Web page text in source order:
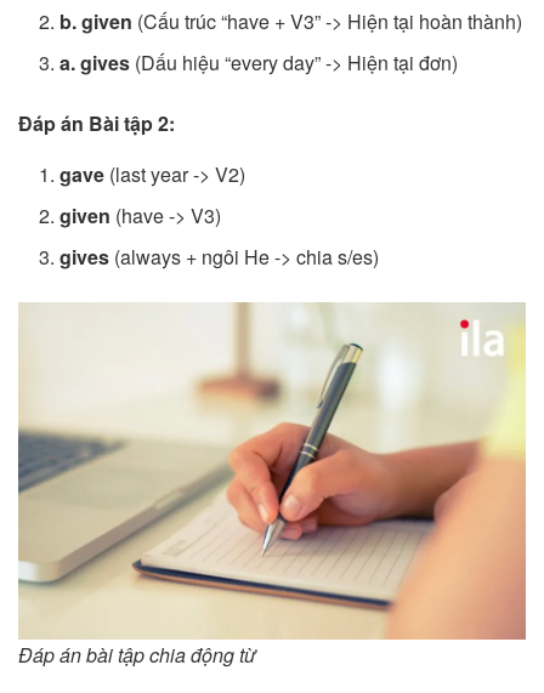
b. given (Cấu trúc “have + V3” -> Hiện tại hoàn thành)
a. gives (Dấu hiệu “every day” -> Hiện tại đơn)
Đáp án Bài tập 2:
gave (last year -> V2)
given (have -> V3)
gives (always + ngôi He -> chia s/es)
Đáp án bài tập chia động từ